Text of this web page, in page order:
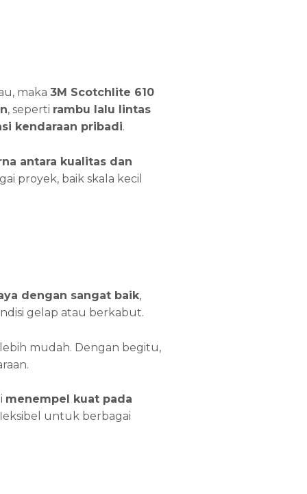
maka 3M Scotchlite 610
, seperti rambu lalu lintas
kendaraan pribadi.
antara kualitas dan
proyek, baik skala kecil
dengan sangat baik,
gelap atau berkabut.
mudah. Dengan begitu,
menempel kuat pada
untuk berbagai